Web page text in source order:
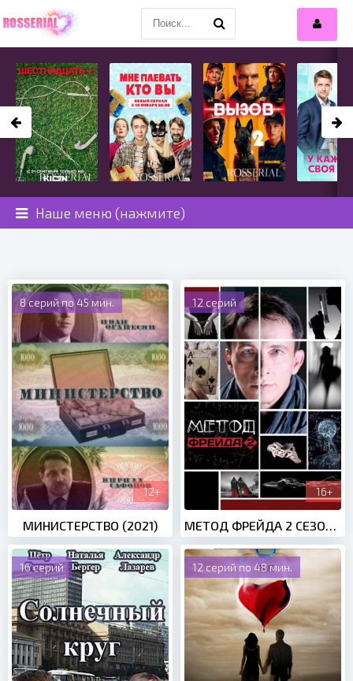
Наше меню (нажмите)
8 серий по 45 мин.
12+
МИНИСТЕРСТВО (2021)
12 серий
16+
16 серий 12 серий по 48 мин.